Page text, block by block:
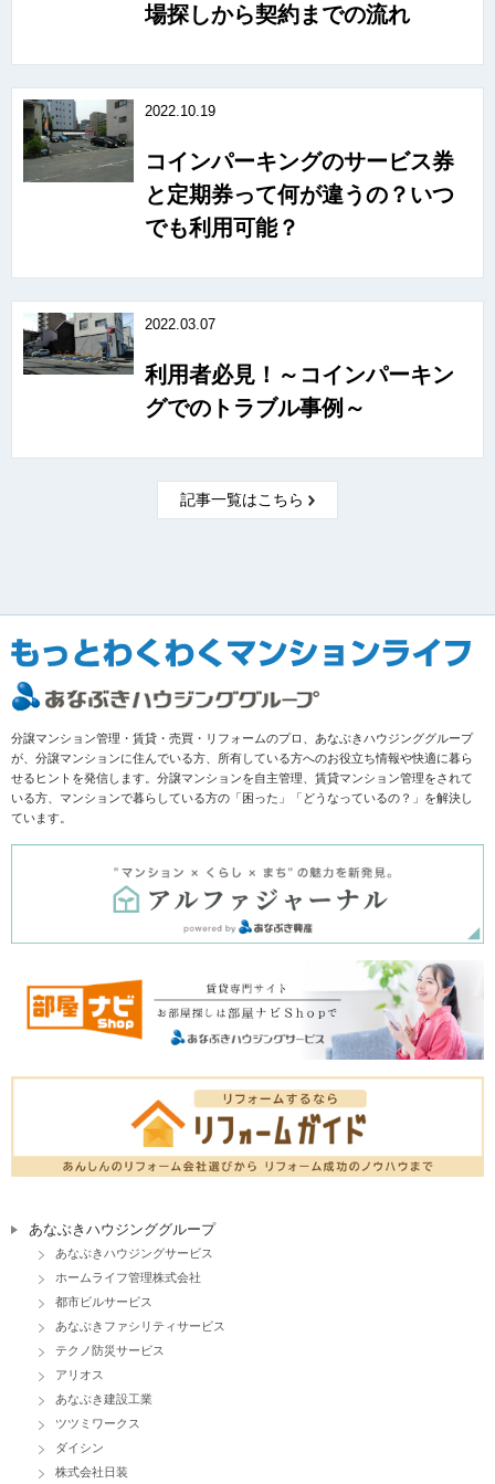
場探しから契約までの流れ
2022.10.19
コインパーキングのサービス券
と定期券って何が違うの？いつ
でも利用可能？
2022.03.07
利用者必見！～コインパーキン
グでのトラブル事例～
記事一覧はこちら
分譲マンション管理・賃貸・売買・リフォームのプロ、あなぶきハウジンググループ
が、分譲マンションに住んでいる方、所有している方へのお役立ち情報や快適に暮ら
せるヒントを発信します。分譲マンションを自主管理、賃貸マンション管理をされて
いる方、マンションで暮らしている方の「困った」「どうなっているの？」を解決し
ています。
あなぶきハウジンググループ
あなぶきハウジングサービス
ホームライフ管理株式会社
都市ビルサービス
あなぶきファシリティサービス
テクノ防災サービス
アリオス
あなぶき建設工業
ツツミワークス
ダイシン
株式会社日装